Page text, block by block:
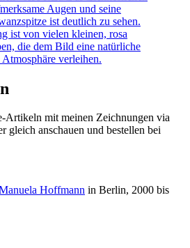
Artikeln mit meinen Zeichnungen via
gleich anschauen und bestellen bei
Hoffmann in Berlin, 2000 bis